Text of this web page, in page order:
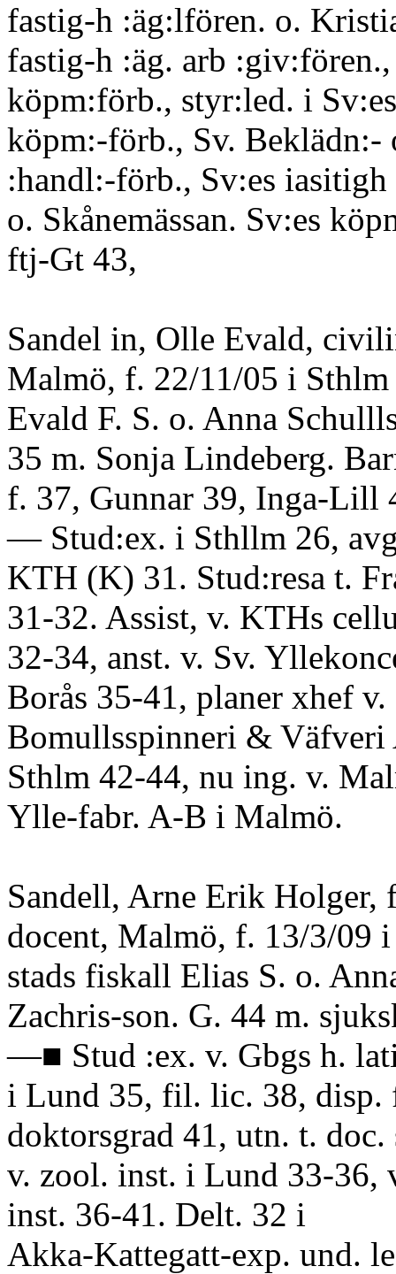
fastig-h :äg:lfören. o.
fastig-h :äg. arb
köpm:förb., styr:led. i Sv:es
köpm:-förb., Sv. Beklädn:-
:handl:-förb., Sv:es
o. Skånemässan. Sv:es
ftj-Gt 43,
Sandel in, Olle Evald,
Malmö, f. 22/11/05 i
Evald F. S. o. Anna
35 m. Sonja Lindeberg.
f. 37, Gunnar 39, Inga-Lill
— Stud:ex. i Sthllm 26,
KTH (K) 31. Stud:resa t.
31-32. Assist, v. KTHs
32-34, anst. v. Sv.
Borås 35-41, planer xhef v.
Bomullsspinneri &
Sthlm 42-44, nu ing. v.
Ylle-fabr. A-B i Malmö.
Sandell, Arne Erik Holger,
docent, Malmö, f. 13/3/09
stads fiskall Elias S. o.
Zachris-son. G. 44 m.
—■ Stud :ex. v. Gbgs h.
i Lund 35, fil. lic. 38, disp.
doktorsgrad 41, utn. t. doc.
v. zool. inst. i Lund 33-36,
inst. 36-41. Delt. 32 i
Akka-Kattegatt-exp. und.